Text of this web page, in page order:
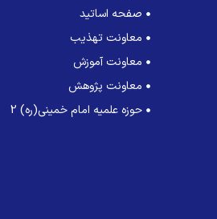
صفحه اساتید
معاونت تهذیب
معاونت آموزش
معاونت پژوهش
حوزه علمیه امام خمینی(ره) 2